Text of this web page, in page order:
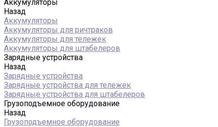
Аккумуляторы
Назад
Аккумуляторы
Аккумуляторы для ричтраков
Аккумуляторы для тележек
Аккумуляторы для штабелеров
Зарядные устройства
Назад
Зарядные устройства
Зарядные устройства для тележек
Зарядные устройства для штабелеров
Грузоподъемное оборудование
Назад
Грузоподъемное оборудование